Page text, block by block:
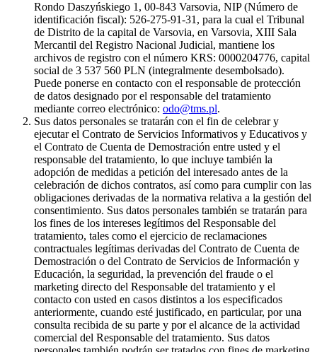
Rondo Daszyńskiego 1, 00-843 Varsovia, NIP (Número de
identificación fiscal): 526-275-91-31, para la cual el Tribunal
de Distrito de la capital de Varsovia, en Varsovia, XIII Sala
Mercantil del Registro Nacional Judicial, mantiene los
archivos de registro con el número KRS: 0000204776, capital
social de 3 537 560 PLN (integralmente desembolsado).
Puede ponerse en contacto con el responsable de protección
de datos designado por el responsable del tratamiento
mediante correo electrónico: odo@tms.pl.
Sus datos personales se tratarán con el fin de celebrar y
ejecutar el Contrato de Servicios Informativos y Educativos y
el Contrato de Cuenta de Demostración entre usted y el
responsable del tratamiento, lo que incluye también la
adopción de medidas a petición del interesado antes de la
celebración de dichos contratos, así como para cumplir con las
obligaciones derivadas de la normativa relativa a la gestión del
consentimiento. Sus datos personales también se tratarán para
los fines de los intereses legítimos del Responsable del
tratamiento, tales como el ejercicio de reclamaciones
contractuales legítimas derivadas del Contrato de Cuenta de
Demostración o del Contrato de Servicios de Información y
Educación, la seguridad, la prevención del fraude o el
marketing directo del Responsable del tratamiento y el
contacto con usted en casos distintos a los especificados
anteriormente, cuando esté justificado, en particular, por una
consulta recibida de su parte y por el alcance de la actividad
comercial del Responsable del tratamiento. Sus datos